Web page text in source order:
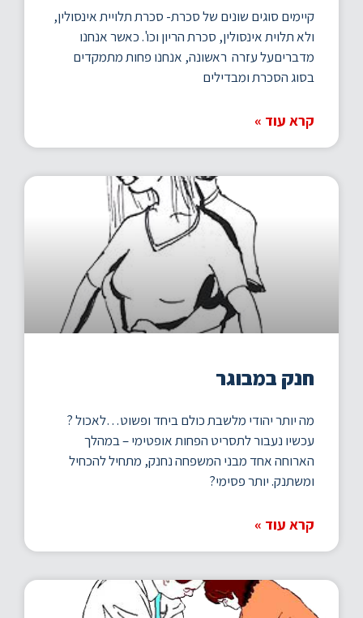
קיימים סוגים שונים של סכרת- סכרת תלויית אינסולין,
ולא תלוית אינסולין, סכרת הריון וכו'. כאשר אנחנו
מדבריםעל עזרה ראשונה, אנחנו פחות מתמקדים
בסוג הסכרת ומבדילים
קרא עוד »
חנק במבוגר
מה יותר יהודי מלשבת כולם ביחד ופשוט…לאכול ?
עכשיו נעבור לתסריט הפחות אופטימי – במהלך
הארוחה אחד מבני המשפחה נחנק, מתחיל להכחיל
ומשתנק. יותר פסימי?
קרא עוד »